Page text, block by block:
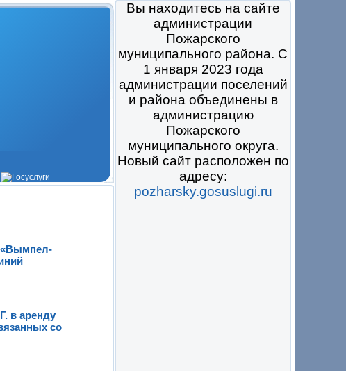
Вы находитесь на сайте
администрации
Пожарского
муниципального района. С
1 января 2023 года
администрации поселений
и района объединены в
администрацию
Пожарского
муниципального округа.
Новый сайт расположен по
адресу:
pozharsky.gosuslugi.ru
«Вымпел-
в аренду
со